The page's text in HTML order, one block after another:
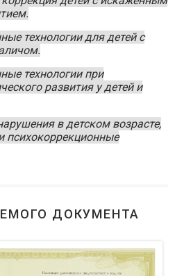
технологии для детей с
технологии при
развития у детей и
в детском возрасте,
психокоррекционные
ДОКУМЕНТА